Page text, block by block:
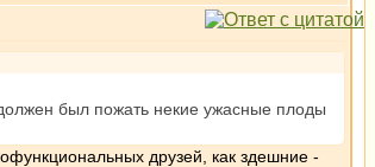
был пожать некие ужасные плоды
друзей, как здешние -